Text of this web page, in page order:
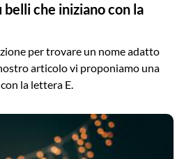
che iniziano con la
per trovare un nome adatto
articolo vi proponiamo una
la lettera E.